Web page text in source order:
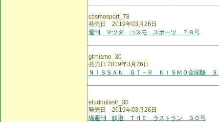
cosmosport_78
発売日 2019年03月26日
週刊 マツダ コスモ スポーツ ７８号
gtrnismo_30
発売日 2019年3月26日
ＮＩＳＳＡＮ ＧＴ－Ｒ ＮＩＳＭＯ全国版 ３
etudoulastr_30
発売日 2019年03月26日
隔週刊 鉄道 ＴＨＥ ラストラン ３０号